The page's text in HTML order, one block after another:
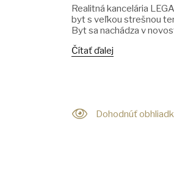
Realitná kancelária
byt s veľkou strešnou
Byt sa nachádza v
Čítať ďalej
Dohodnúť